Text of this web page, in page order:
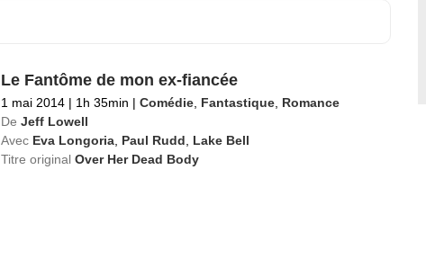
Le Fantôme de mon ex-fiancée
1 mai 2014 | 1h 35min | Comédie, Fantastique, Romance
De Jeff Lowell
Avec Eva Longoria, Paul Rudd
Lake Bell
Titre original Over Her Dead Body